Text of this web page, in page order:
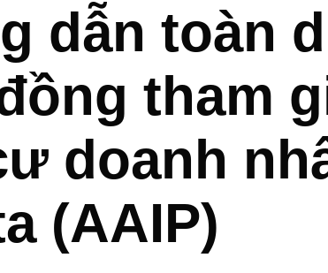
dẫn toàn
tham
doanh
(AAIP)